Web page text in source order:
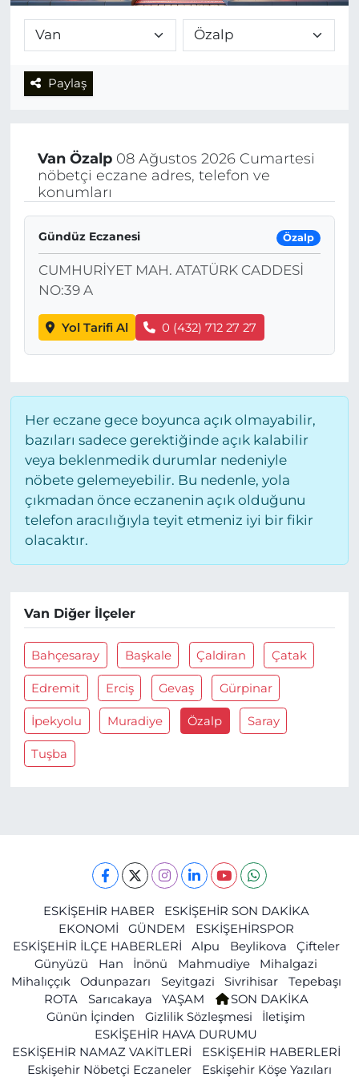
Paylaş
Van Özalp08 Ağustos 2026 Cumartesi
nöbetçi eczane adres, telefon ve
konumları
Gündüz Eczanesi Özalp
CUMHURİYET MAH. ATATÜRK CADDESİ
NO:39 A
Yol Tarifi Al 0 (432) 712 27 27
Her eczane gece boyunca açık olmayabilir,
bazıları sadece gerektiğinde açık kalabilir
veya beklenmedik durumlar nedeniyle
nöbete gelemeyebilir. Bu nedenle, yola
çıkmadan önce eczanenin açık olduğunu
telefon aracılığıyla teyit etmeniz iyi bir fikir
olacaktır.
Van Diğer İlçeler
Bahçesaray Başkale Çaldiran Çatak
Edremit Erciş Gevaş Gürpinar
İpekyolu Muradiye Özalp Saray
Tuşba
ESKİŞEHİR HABER
ESKİŞEHİR SON DAKİKA
EKONOMİ
GÜNDEM
ESKİŞEHİRSPOR
ESKİŞEHİR İLÇE HABERLERİ
Alpu Beylikova
Çifteler
Günyüzü
Han İnönü Mahmudiye
Mihalgazi
Mihalıççık
Odunpazarı Seyitgazi Sivrihisar
Tepebaşı
ROTA
Sarıcakaya YAŞAM
SON DAKİKA
Günün İçinden
Gizlilik Sözleşmesi
İletişim
ESKİŞEHİR HAVA DURUMU
ESKİŞEHİR NAMAZ VAKİTLERİ
ESKİŞEHİR HABERLERİ
Eskişehir Nöbetçi Eczaneler
Eskişehir Köşe Yazıları